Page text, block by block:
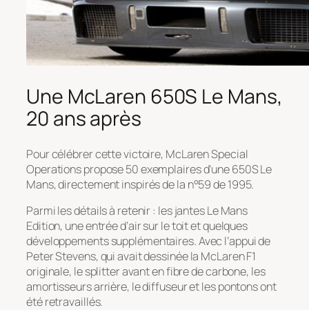
Une McLaren 650S Le Mans,
20 ans après
Pour célébrer cette victoire, McLaren Special
Operations propose 50 exemplaires d’une 650S Le
Mans, directement inspirés de la n°59 de 1995.
Parmi les détails à retenir : les jantes Le Mans
Edition, une entrée d’air sur le toit et quelques
développements supplémentaires. Avec l’appui de
Peter Stevens, qui avait dessinée la McLaren F1
originale, le splitter avant en fibre de carbone, les
amortisseurs arrière, le diffuseur et les pontons ont
été retravaillés.